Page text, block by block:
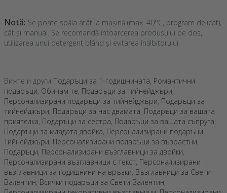
Notă: Se poate spăla atât la mașină (max. 40°C, program delicat),
cât și manual. Se recomandă întoarcerea produsului pe dos,
utilizarea unui detergent blând și evitarea înălbitorului
Вижте и други Подаръци за 1-годишнината, Романтични
подаръци, Обичам те, Подаръци за тийнейджъри,
Персонализирани подаръци за тийнейджъри, Подаръци за
тийнейджъри, Подаръци за нас двамата, Подаръци за вашата
приятелка, Подаръци за сестра, Подаръци за вашата съпруга,
Подаръци за младата двойка, Персонализирани подаръци,
Тийнейджъри, Персонализирани подаръци за възрастни,
Подаръци, Персонализирани възглавници за двойки,
Персонализирани възглавници с текст, Персонализирани
възглавници за годишнини на връзки, Възглавници за Свети
Валентин, Всички подаръци за Свети Валентин,